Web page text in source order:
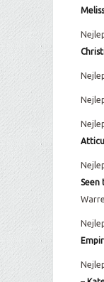
Seen